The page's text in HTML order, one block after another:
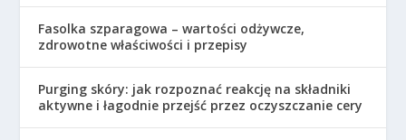
Fasolka szparagowa – wartości odżywcze,
zdrowotne właściwości i przepisy
Purging skóry: jak rozpoznać reakcję na składniki
aktywne i łagodnie przejść przez oczyszczanie cery